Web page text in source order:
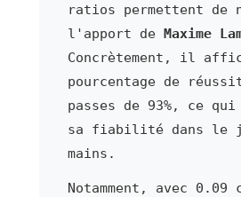
ratios permettent de
l'apport de Maxime
Concrètement, il
pourcentage de
passes de 93%, ce
sa fiabilité dans le
mains.
Notamment, avec 0.09